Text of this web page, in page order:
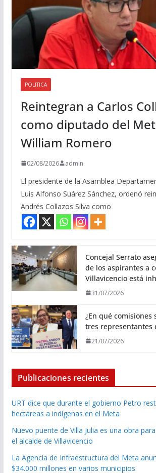
POLITICA
Reintegran a Carlos
como diputado del
William Romero
02/08/2026 admin
El presidente de la Asamblea
Luis Alfonso Suárez Sánchez, ordenó
Andrés Collazos Silva como
Concejal Serrato
de los aspirantes a
Villavicencio está
31/07/2026
¿En qué comisiones
tres representantes
21/07/2026
Publicaciones recientes
URT dice que durante el gobierno Petro
hectáreas a indígenas en el Meta
Nuevo puente de Villa Julia es una obra
el alcalde de Villavicencio
La Agencia de Infraestructura del Meta
$34.000 millones en varios municipios